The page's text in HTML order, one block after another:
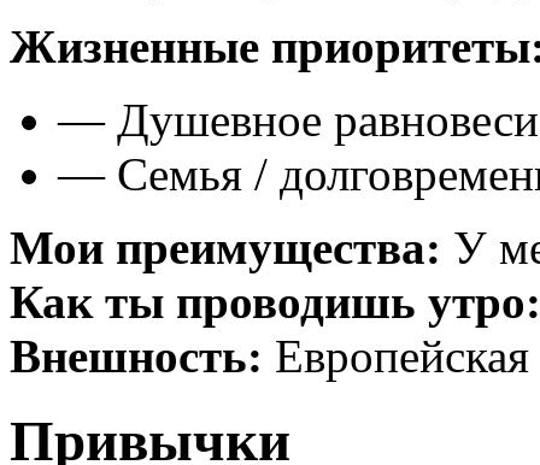
Жизненные
— Душевное
— Семья /
Мои преимущества: У
Как ты проводишь утро:
Внешность: Европейская
Привычки